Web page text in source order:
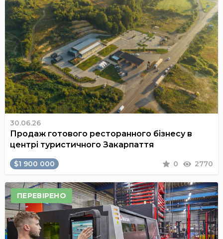
30.06.26
Продаж готового ресторанного бізнесу в
центрі туристичного Закарпаття
$1 900 000 0 2770
ПЕРЕВІРЕНО